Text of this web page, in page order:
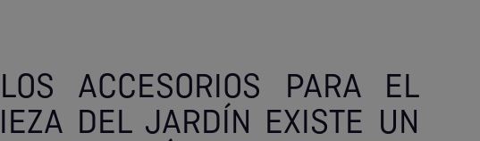
ACCESORIOS PARA EL
DEL JARDÍN EXISTE UN